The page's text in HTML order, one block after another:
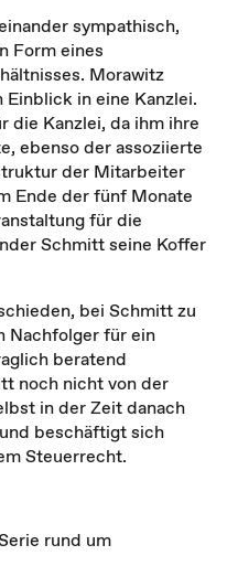
sympathisch,
Form eines
Morawitz
in eine Kanzlei.
die Kanzlei, da ihm ihre
ebenso der assoziierte
der Mitarbeiter
Ende der fünf Monate
für die
Schmitt seine Koffer
bei Schmitt zu
Nachfolger für ein
beratend
noch nicht von der
in der Zeit danach
beschäftigt sich
Steuerrecht.
rund um